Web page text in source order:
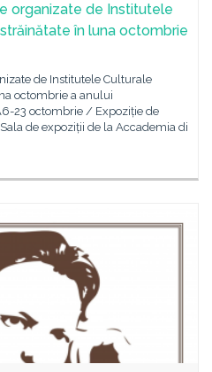
organizate de Institutele
în luna octombrie
de Institutele Culturale
octombrie a anului
23 octombrie / Expoziție de
de expoziții de la Accademia di